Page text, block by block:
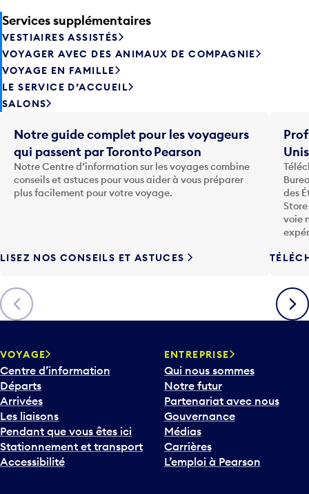
Services supplémentaires
VESTIAIRES ASSISTÉS
VOYAGER AVEC DES ANIMAUX DE COMPAGNIE
VOYAGE EN FAMILLE
LE SERVICE D’ACCUEIL
SALONS
Précédent
Notre guide complet pour les voyageurs
qui passent par Toronto Pearson
Notre Centre d’information sur les voyages combine
conseils et astuces pour vous aider à vous préparer
plus facilement pour votre voyage.
LISEZ NOS CONSEILS ET ASTUCES
des
voie
VOYAGE
Centre d’information
Départs
Arrivées
Les liaisons
Pendant que vous êtes ici
Stationnement et transport
Accessibilité
ENTREPRISE
Qui nous sommes
Notre futur
Partenariat avec nous
Gouvernance
Médias
Carrières
L’emploi à Pearson